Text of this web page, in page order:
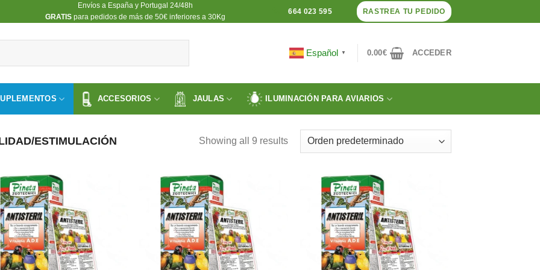
Envíos a España y Portugal 24/48h
​GRATISpara pedidos de más de 50€ inferiores a 30Kg
664 023 595 RASTREA TU PEDIDO
Español ▼ 0.00€ ACCEDER
ACCESORIOS JAULAS ILUMINACIÓN PARA AVIARIOS
ESTIMULACIÓN Showing all 9 results